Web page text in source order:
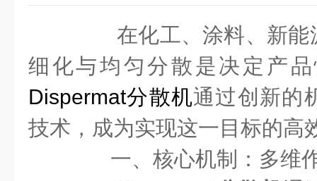
在化工、涂料、新能
细化与均匀分散是决定产
Dispermat分散机通过创新的
技术，成为实现这一目标的高
一、核心机制：多维